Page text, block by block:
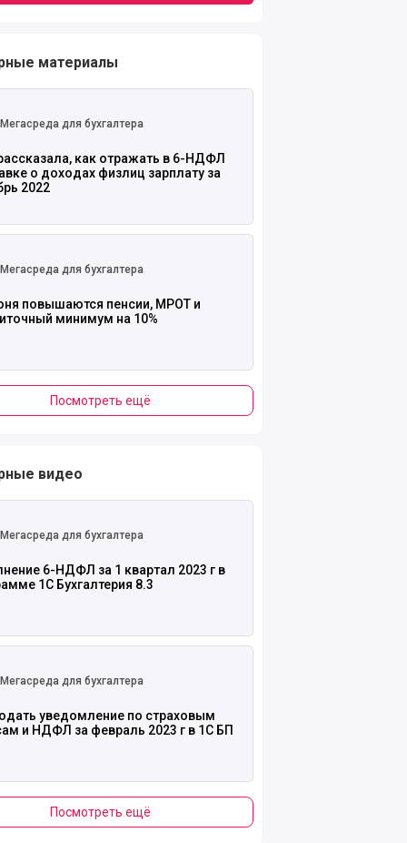
материалы
Мегасреда для бухгалтера
как отражать в 6-НДФЛ
о доходах физлиц зарплату за
2022
Мегасреда для бухгалтера
повышаются пенсии, МРОТ и
минимум на 10%
Посмотреть ещё
видео
Мегасреда для бухгалтера
6-НДФЛ за 1 квартал 2023 г в
1С Бухгалтерия 8.3
Мегасреда для бухгалтера
уведомление по страховым
и НДФЛ за февраль 2023 г в 1С БП
Посмотреть ещё